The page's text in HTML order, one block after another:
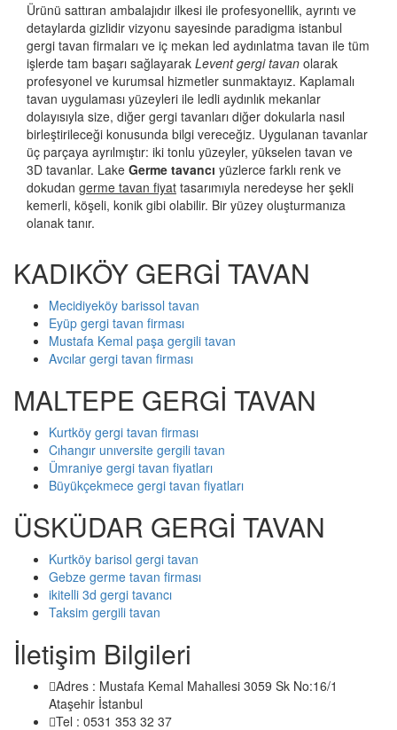
Ürünü sattıran ambalajıdır ilkesi ile profesyonellik, ayrıntı ve
detaylarda gizlidir vizyonu sayesinde paradigma istanbul
gergi tavan firmaları ve iç mekan led aydınlatma tavan ile tüm
işlerde tam başarı sağlayarak Levent gergi tavan olarak
profesyonel ve kurumsal hizmetler sunmaktayız. Kaplamalı
tavan uygulaması yüzeyleri ile ledli aydınlık mekanlar
dolayısıyla size, diğer gergi tavanları diğer dokularla nasıl
birleştirileceği konusunda bilgi vereceğiz. Uygulanan tavanlar
üç parçaya ayrılmıştır: iki tonlu yüzeyler, yükselen tavan ve
3D tavanlar. Lake Germe tavancı yüzlerce farklı renk ve
dokudan germe tavan fiyat tasarımıyla neredeyse her şekli
kemerli, köşeli, konik gibi olabilir. Bir yüzey oluşturmanıza
olanak tanır.
KADIKÖY GERGİ TAVAN
Mecidiyeköy barissol tavan
Eyüp gergi tavan firması
Mustafa Kemal paşa gergili tavan
Avcılar gergi tavan firması
MALTEPE GERGİ TAVAN
Kurtköy gergi tavan firması
Cıhangır unıversite gergili tavan
Ümraniye gergi tavan fiyatları
Büyükçekmece gergi tavan fiyatları
ÜSKÜDAR GERGİ TAVAN
Kurtköy barisol gergi tavan
Gebze germe tavan firması
ikitelli 3d gergi tavancı
Taksim gergili tavan
İletişim Bilgileri
Adres : Mustafa Kemal Mahallesi 3059 Sk No:16/1
Ataşehir İstanbul
Tel : 0531 353 32 37